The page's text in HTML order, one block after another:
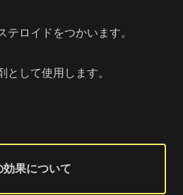
テロイドをつかいます。
として使用します。
効果について